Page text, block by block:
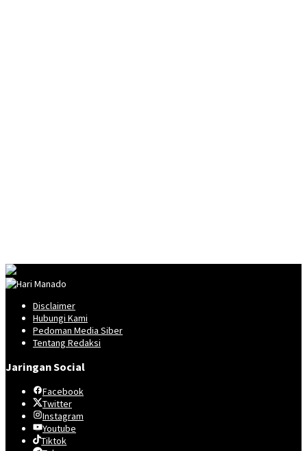
Disclaimer
Hubungi Kami
Pedoman Media Siber
Tentang Redaksi
Jaringan Social
Facebook
Twitter
Instagram
Youtube
Tiktok